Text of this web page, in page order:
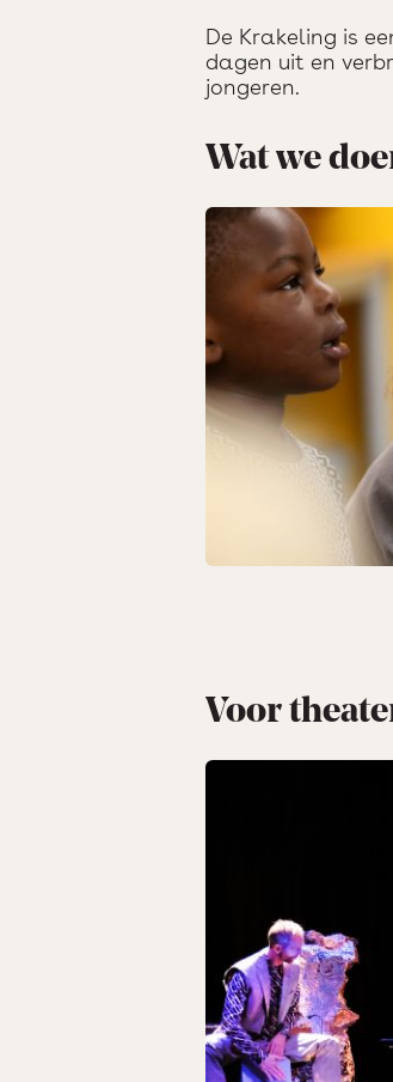
De Krakeling is
dagen uit en
jongeren.
Wat we
creatieve plek die
creatieve,
Al bijna 50 jaar
programmeren
Theater De
en richt zich op:
-De
Krakeling en op
-
-
Stadspas en
Voor